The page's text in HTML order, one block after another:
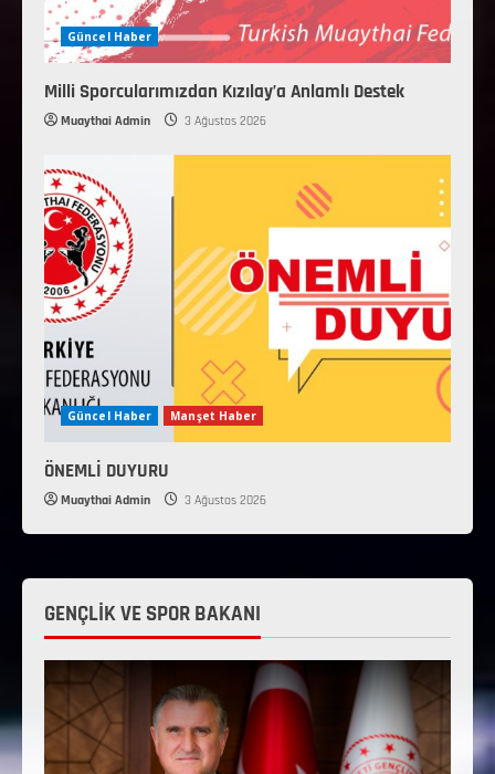
Güncel Haber
Milli Sporcularımızdan Kızılay’a Anlamlı Destek
Muaythai Admin 3 Ağustos 2026
Güncel Haber Manşet Haber
ÖNEMLİ DUYURU
Muaythai Admin 3 Ağustos 2026
GENÇLİK VE SPOR BAKANI